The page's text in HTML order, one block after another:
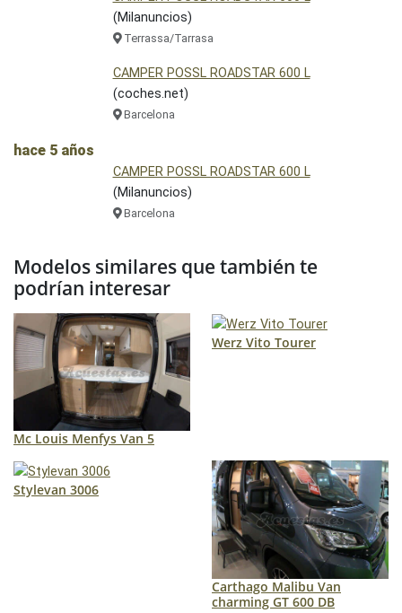
(Milanuncios)
Terrassa/Tarrasa
CAMPER POSSL ROADSTAR 600 L
(coches.net)
Barcelona
hace 5 años
CAMPER POSSL ROADSTAR 600 L
(Milanuncios)
Barcelona
Modelos similares que también te
podrían interesar
Mc Louis Menfys Van 5
Werz Vito Tourer
Stylevan 3006
Carthago Malibu Van
charming GT 600 DB